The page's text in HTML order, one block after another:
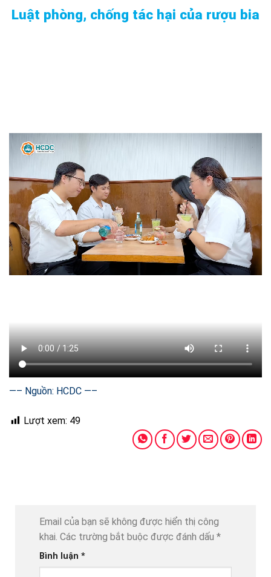
Luật phòng, chống tác hại của rượu bia
—– Nguồn: HCDC —–
Lượt xem: 49
Email của bạn sẽ không được hiển thị công
khai. Các trường bắt buộc được đánh dấu *
Bình luận *